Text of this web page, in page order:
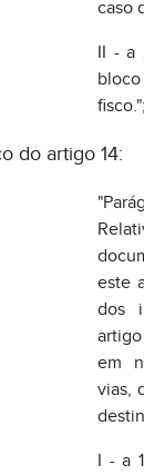
este
dos
vias,
I - a
ao
nos
III, e
caso
II - a